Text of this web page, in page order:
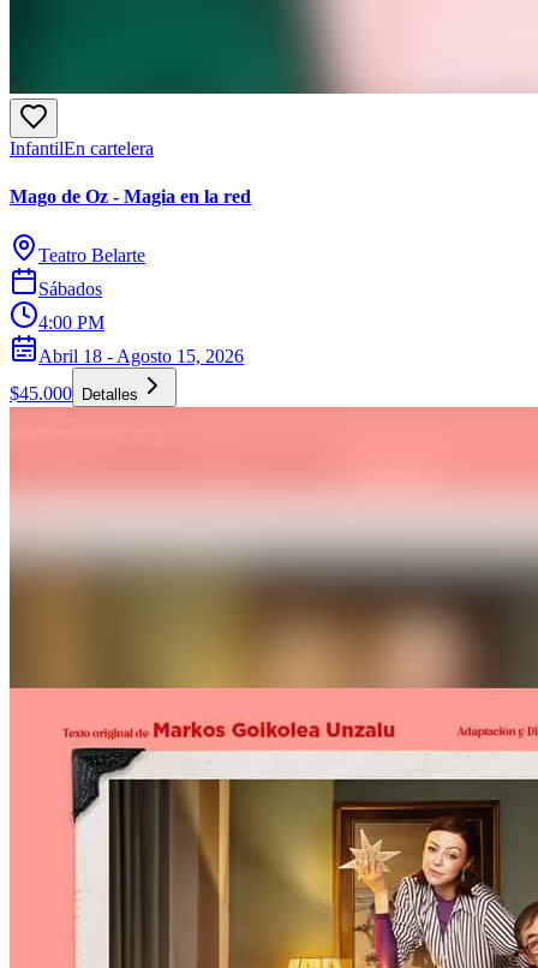
InfantilEn cartelera
Mago de Oz - Magia en la red
Teatro Belarte
Sábados
4:00 PM
Abril 18 - Agosto 15, 2026
$45.000
Detalles